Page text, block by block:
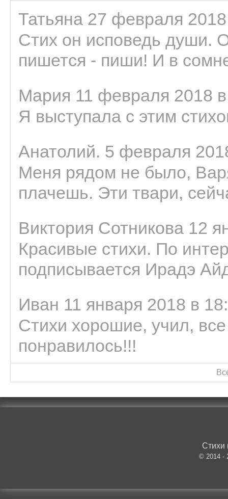
Татьяна 27 февраля
Стих он исповедь души.
пишется - пиши! И в
Мария 11 февраля 2018
Я выступала с этим
Анатолий. 5 февраля
Меня рядом не было,
плачешь. Эти твари,
Виктория Сотникова 12
Красивые стихи. По
подписывается Ирадэ
Иван 11 января 2018 в
Стихи хорошие, учил,
понравилось!!!
Стихи
© 2014 -